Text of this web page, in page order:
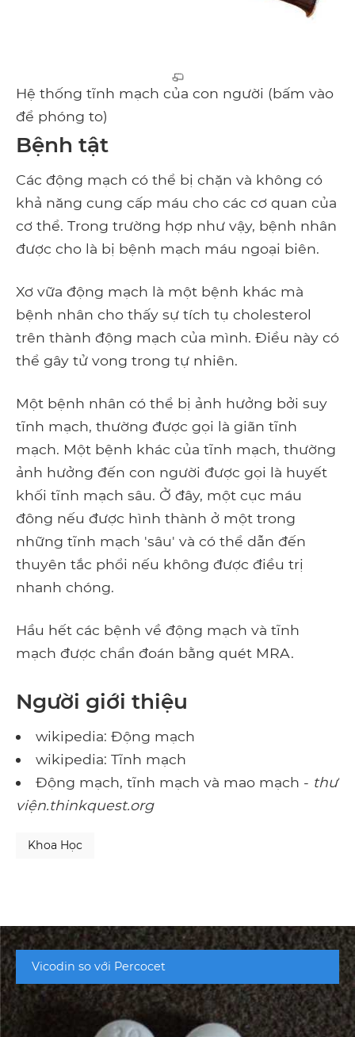
Hệ thống tĩnh mạch của con người (bấm vào
để phóng to)
Bệnh tật
Các động mạch có thể bị chặn và không có
khả năng cung cấp máu cho các cơ quan của
cơ thể. Trong trường hợp như vậy, bệnh nhân
được cho là bị bệnh mạch máu ngoại biên.
Xơ vữa động mạch là một bệnh khác mà
bệnh nhân cho thấy sự tích tụ cholesterol
trên thành động mạch của mình. Điều này có
thể gây tử vong trong tự nhiên.
Một bệnh nhân có thể bị ảnh hưởng bởi suy
tĩnh mạch, thường được gọi là giãn tĩnh
mạch. Một bệnh khác của tĩnh mạch, thường
ảnh hưởng đến con người được gọi là huyết
khối tĩnh mạch sâu. Ở đây, một cục máu
đông nếu được hình thành ở một trong
những tĩnh mạch 'sâu' và có thể dẫn đến
thuyên tắc phổi nếu không được điều trị
nhanh chóng.
Hầu hết các bệnh về động mạch và tĩnh
mạch được chẩn đoán bằng quét MRA.
Người giới thiệu
wikipedia: Động mạch
wikipedia: Tĩnh mạch
Động mạch, tĩnh mạch và mao mạch - thư
viện.thinkquest.org
Khoa Học
Vicodin so với Percocet